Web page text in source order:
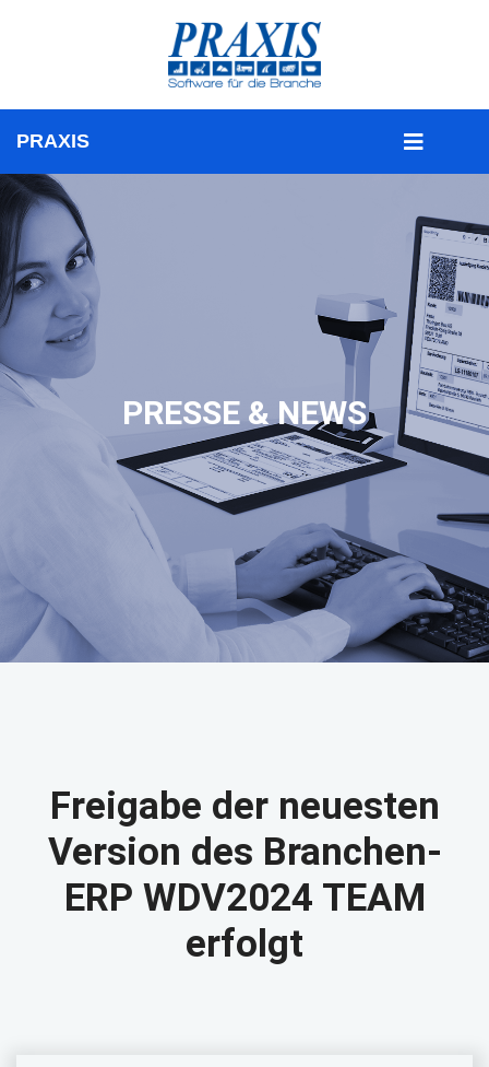
PRESSE & NEWS
Freigabe der neuesten
Version des Branchen-
ERP WDV2024 TEAM
erfolgt